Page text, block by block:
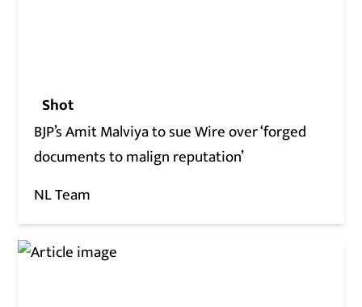
Shot
BJP’s Amit Malviya to sue Wire over ‘forged
documents to malign reputation’
NL Team